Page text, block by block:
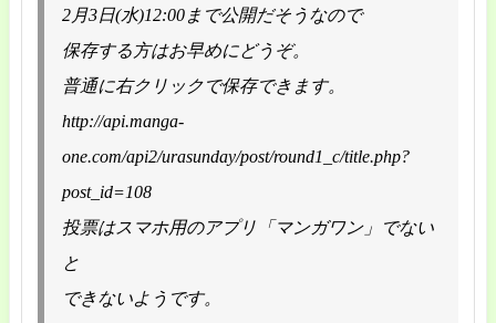
2月3日(水)12:00まで公開だそうなので
保存する方はお早めにどうぞ。
普通に右クリックで保存できます。
http://api.manga-
one.com/api2/urasunday/post/round1_c/title.php?
post_id=108
投票はスマホ用のアプリ「マンガワン」でない
と
できないようです。